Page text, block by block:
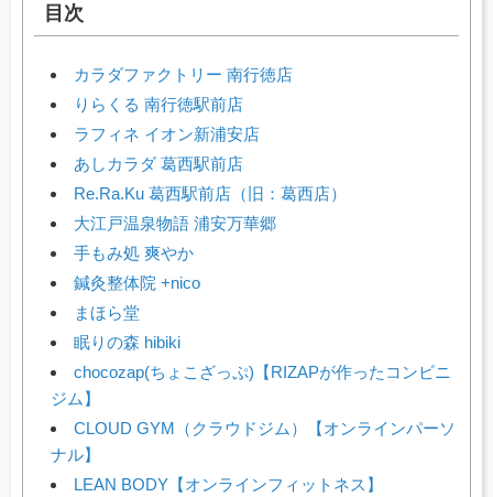
目次
カラダファクトリー 南行徳店
りらくる 南行徳駅前店
ラフィネ イオン新浦安店
あしカラダ 葛西駅前店
Re.Ra.Ku 葛西駅前店（旧：葛西店）
大江戸温泉物語 浦安万華郷
手もみ処 爽やか
鍼灸整体院 +nico
まほら堂
眠りの森 hibiki
chocozap(ちょこざっぷ)【RIZAPが作ったコンビニ
ジム】
CLOUD GYM（クラウドジム）【オンラインパーソ
ナル】
LEAN BODY【オンラインフィットネス】